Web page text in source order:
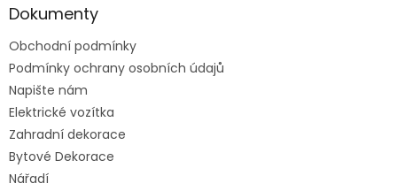
aDokumenty
Obchodní podmínky
Podmínky ochrany osobních údajů
Napište nám
Elektrické vozítka
Zahradní dekorace
Bytové Dekorace
Nářadí